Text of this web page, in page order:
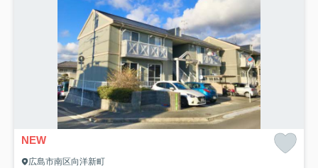
NEW
広島市南区向洋新町